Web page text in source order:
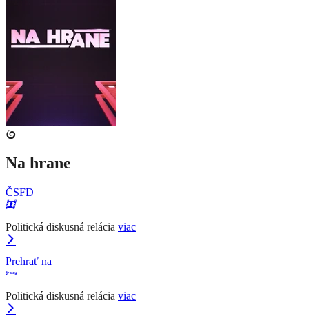
Na hrane
ČSFD
Politická diskusná relácia viac
Prehrať na
Politická diskusná relácia viac